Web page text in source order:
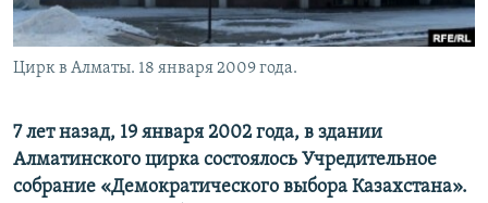
Цирк в Алматы. 18 января 2009 года.
7 лет назад, 19 января 2002 года, в здании
Алматинского цирка состоялось Учредительное
собрание «Демократического выбора Казахстана».